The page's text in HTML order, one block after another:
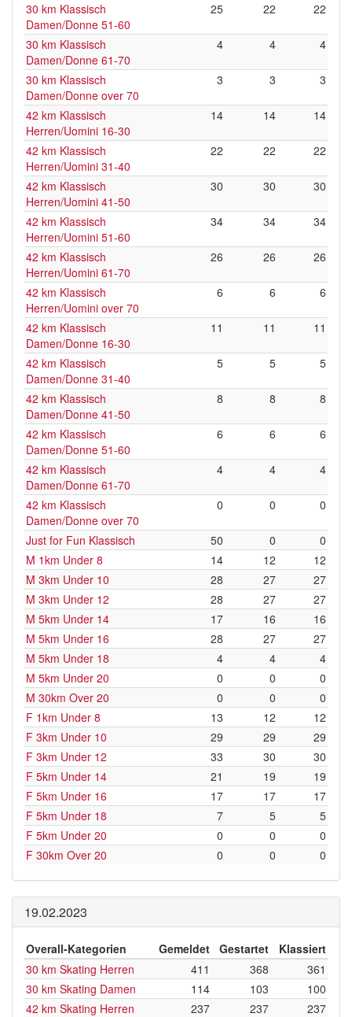
30 km Klassisch
Damen/Donne 51-60
25 22 22
30 km Klassisch
Damen/Donne 61-70
4 4 4
30 km Klassisch
Damen/Donne over 70
3 3 3
42 km Klassisch
Herren/Uomini 16-30
14 14 14
42 km Klassisch
Herren/Uomini 31-40
22 22 22
42 km Klassisch
Herren/Uomini 41-50
30 30 30
42 km Klassisch
Herren/Uomini 51-60
34 34 34
42 km Klassisch
Herren/Uomini 61-70
26 26 26
42 km Klassisch
Herren/Uomini over 70
6 6 6
42 km Klassisch
Damen/Donne 16-30
11 11 11
42 km Klassisch
Damen/Donne 31-40
5 5 5
42 km Klassisch
Damen/Donne 41-50
8 8 8
42 km Klassisch
Damen/Donne 51-60
6 6 6
42 km Klassisch
Damen/Donne 61-70
4 4 4
42 km Klassisch
Damen/Donne over 70
0 0 0
Just for Fun Klassisch 50 0
0
M 1km Under 8
14 12
12
M 3km Under 10
28 27
27
M 3km Under 12
28 27
27
M 5km Under 14
17 16
16
M 5km Under 16
28 27
27
M 5km Under 18
4 4
4
M 5km Under 20
0 0
0
M 30km Over 20
0 0
0
F 1km Under 8
13 12
12
F 3km Under 10
29 29
29
F 3km Under 12
33 30
30
F 5km Under 14
21 19
19
F 5km Under 16
17 17
17
F 5km Under 18
7 5
5
F 5km Under 20
0 0
0
F 30km Over 20
0 0 0
19.02.2023
Overall-Kategorien Gemeldet Gestartet
Klassiert
30 km Skating Herren
411 368
361
30 km Skating Damen
114 103
100
42 km Skating Herren
237 237
237